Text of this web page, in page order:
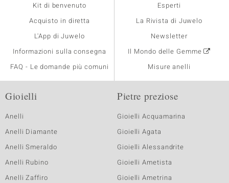
Kit di benvenuto
Acquisto in diretta
L'App di Juwelo
Informazioni sulla consegna
FAQ - Le domande più comuni
Esperti
La Rivista di Juwelo
Newsletter
Il Mondo delle Gemme
Misure anelli
Gioielli
Anelli
Anelli Diamante
Anelli Smeraldo
Anelli Rubino
Anelli Zaffiro
Pietre preziose
Gioielli Acquamarina
Gioielli Agata
Gioielli Alessandrite
Gioielli Ametista
Gioielli Ametrina